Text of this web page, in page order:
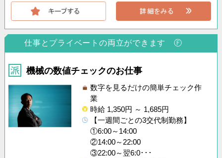
仕事とプライベートの両立ができます Ⓕ
機械の数値チェックのお仕事
数字を見るだけの簡単チェック作
業
時給 1,350円 ～ 1,685円
【一週間ごとの3交代制勤務】
①6:00～14:00
②14:00～22:00
③22:00～翌6:0･･･